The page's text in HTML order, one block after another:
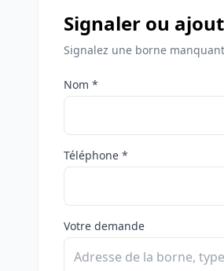
Signaler ou
Signalez une borne
Nom *
Téléphone *
Votre demande